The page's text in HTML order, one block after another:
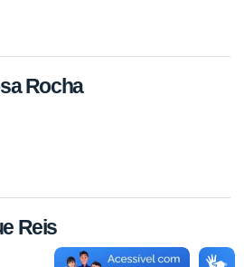
Rocha
Reis